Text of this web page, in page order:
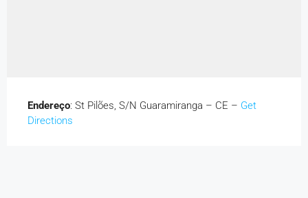
Endereço: St Pilões, S/N Guaramiranga – CE – Get
Directions